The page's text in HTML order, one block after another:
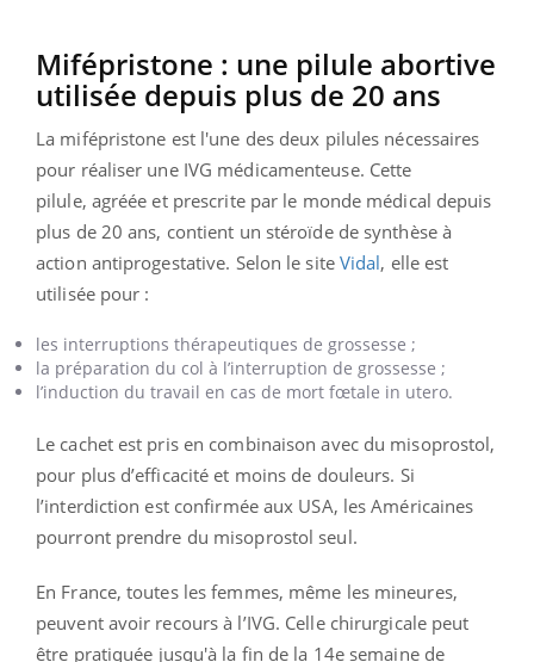
Mifépristone : une pilule abortive
utilisée depuis plus de 20 ans
La mifépristone est l'une des deux pilules nécessaires
pour réaliser une IVG médicamenteuse. Cette
pilule, agréée et prescrite par le monde médical depuis
plus de 20 ans, contient un stéroïde de synthèse à
action antiprogestative. Selon le site Vidal, elle est
utilisée pour :
les interruptions thérapeutiques de grossesse ;
la préparation du col à l’interruption de grossesse ;
l’induction du travail en cas de mort fœtale in utero.
Le cachet est pris en combinaison avec du misoprostol,
pour plus d’efficacité et moins de douleurs. Si
l’interdiction est confirmée aux USA, les Américaines
pourront prendre du misoprostol seul.
En France, toutes les femmes, même les mineures,
peuvent avoir recours à l’IVG. Celle chirurgicale peut
être pratiquée jusqu'à la fin de la 14e semaine de